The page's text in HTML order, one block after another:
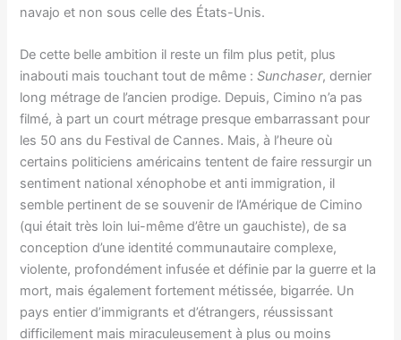
navajo et non sous celle des États-Unis.
De cette belle ambition il reste un film plus petit, plus
inabouti mais touchant tout de même :Sunchaser, dernier
long métrage de l’ancien prodige. Depuis, Cimino n’a pas
filmé, à part un court métrage presque embarrassant pour
les 50 ans du Festival de Cannes. Mais, à l’heure où
certains politiciens américains tentent de faire ressurgir un
sentiment national xénophobe et anti immigration, il
semble pertinent de se souvenir de l’Amérique de Cimino
(qui était très loin lui-même d’être un gauchiste), de sa
conception d’une identité communautaire complexe,
violente, profondément infusée et définie par la guerre et la
mort, mais également fortement métissée, bigarrée. Un
pays entier d’immigrants et d’étrangers, réussissant
difficilement mais miraculeusement à plus ou moins